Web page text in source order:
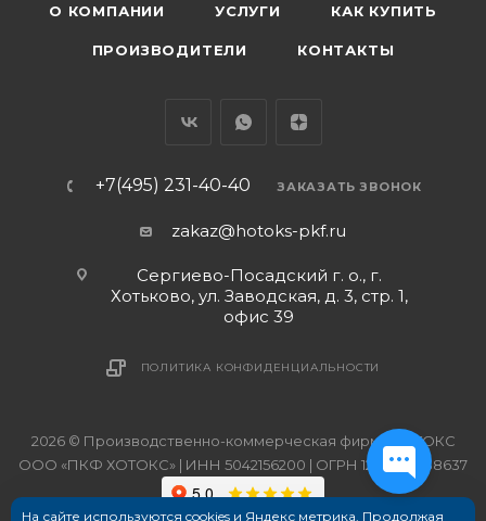
О КОМПАНИИ УСЛУГИ КАК КУПИТЬ
ПРОИЗВОДИТЕЛИ КОНТАКТЫ
+7(495) 231-40-40 ЗАКАЗАТЬ ЗВОНОК
zakaz@hotoks-pkf.ru
Сергиево-Посадский г. о., г.
Хотьково, ул. Заводская, д. 3, стр. 1,
офис 39
ПОЛИТИКА КОНФИДЕНЦИАЛЬНОСТИ
2026 © Производственно-коммерческая фирма ХОТОКС
ООО «ПКФ ХОТОКС» | ИНН 5042156200 | ОГРН 1215000038637
На сайте используются cookies и Яндекс метрика. Продолжая